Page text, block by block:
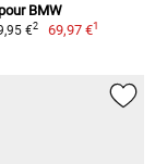
BMW
€2 69,97 €1